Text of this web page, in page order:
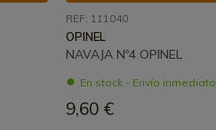
REF: 111040
OPINEL
NAVAJA Nº4 OPINEL
En stock - Envío inmediato
9,60 €